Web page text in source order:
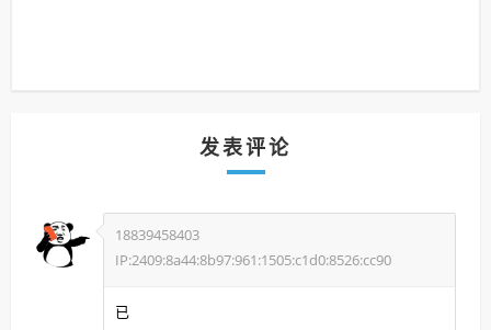
发表评论
18839458403
IP:2409:8a44:8b97:961:1505:c1d0:8526:cc90
已